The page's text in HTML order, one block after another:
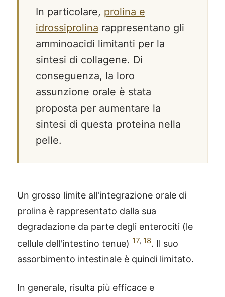
In particolare, prolina e
idrossiprolina rappresentano gli
amminoacidi limitanti per la
sintesi di collagene. Di
conseguenza, la loro
assunzione orale è stata
proposta per aumentare la
sintesi di questa proteina nella
pelle.
Un grosso limite all'integrazione orale di
prolina è rappresentato dalla sua
degradazione da parte degli enterociti (le
cellule dell'intestino tenue) 17, 18. Il suo
assorbimento intestinale è quindi limitato.
In generale, risulta più efficace e